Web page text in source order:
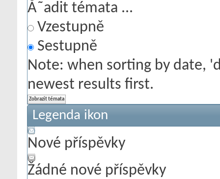
Å˜adit témata ...
Vzestupně
Sestupně
Note: when sorting by date,
newest results first.
Legenda ikon
Nové příspěvky
Žádné nové příspěvky